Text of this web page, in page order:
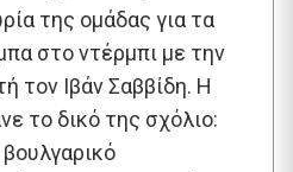
της ομάδας για τα
στο ντέρμπι με την
τον Ιβάν Σαββίδη. Η
το δικό της σχόλιο: